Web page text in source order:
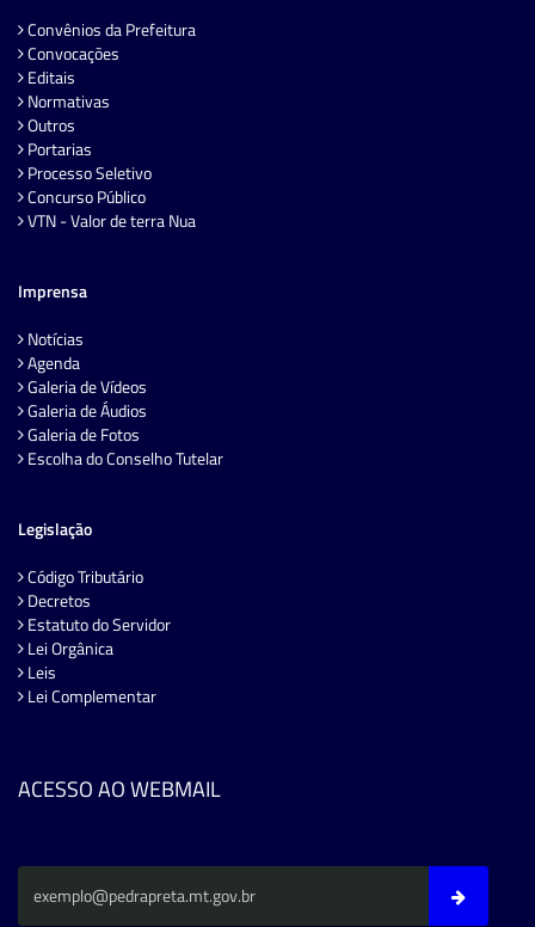
Convênios da Prefeitura
Convocações
Editais
Normativas
Outros
Portarias
Processo Seletivo
Concurso Público
VTN - Valor de terra Nua
Imprensa
Notícias
Agenda
Galeria de Vídeos
Galeria de Áudios
Galeria de Fotos
Escolha do Conselho Tutelar
Legislação
Código Tributário
Decretos
Estatuto do Servidor
Lei Orgânica
Leis
Lei Complementar
ACESSO AO WEBMAIL